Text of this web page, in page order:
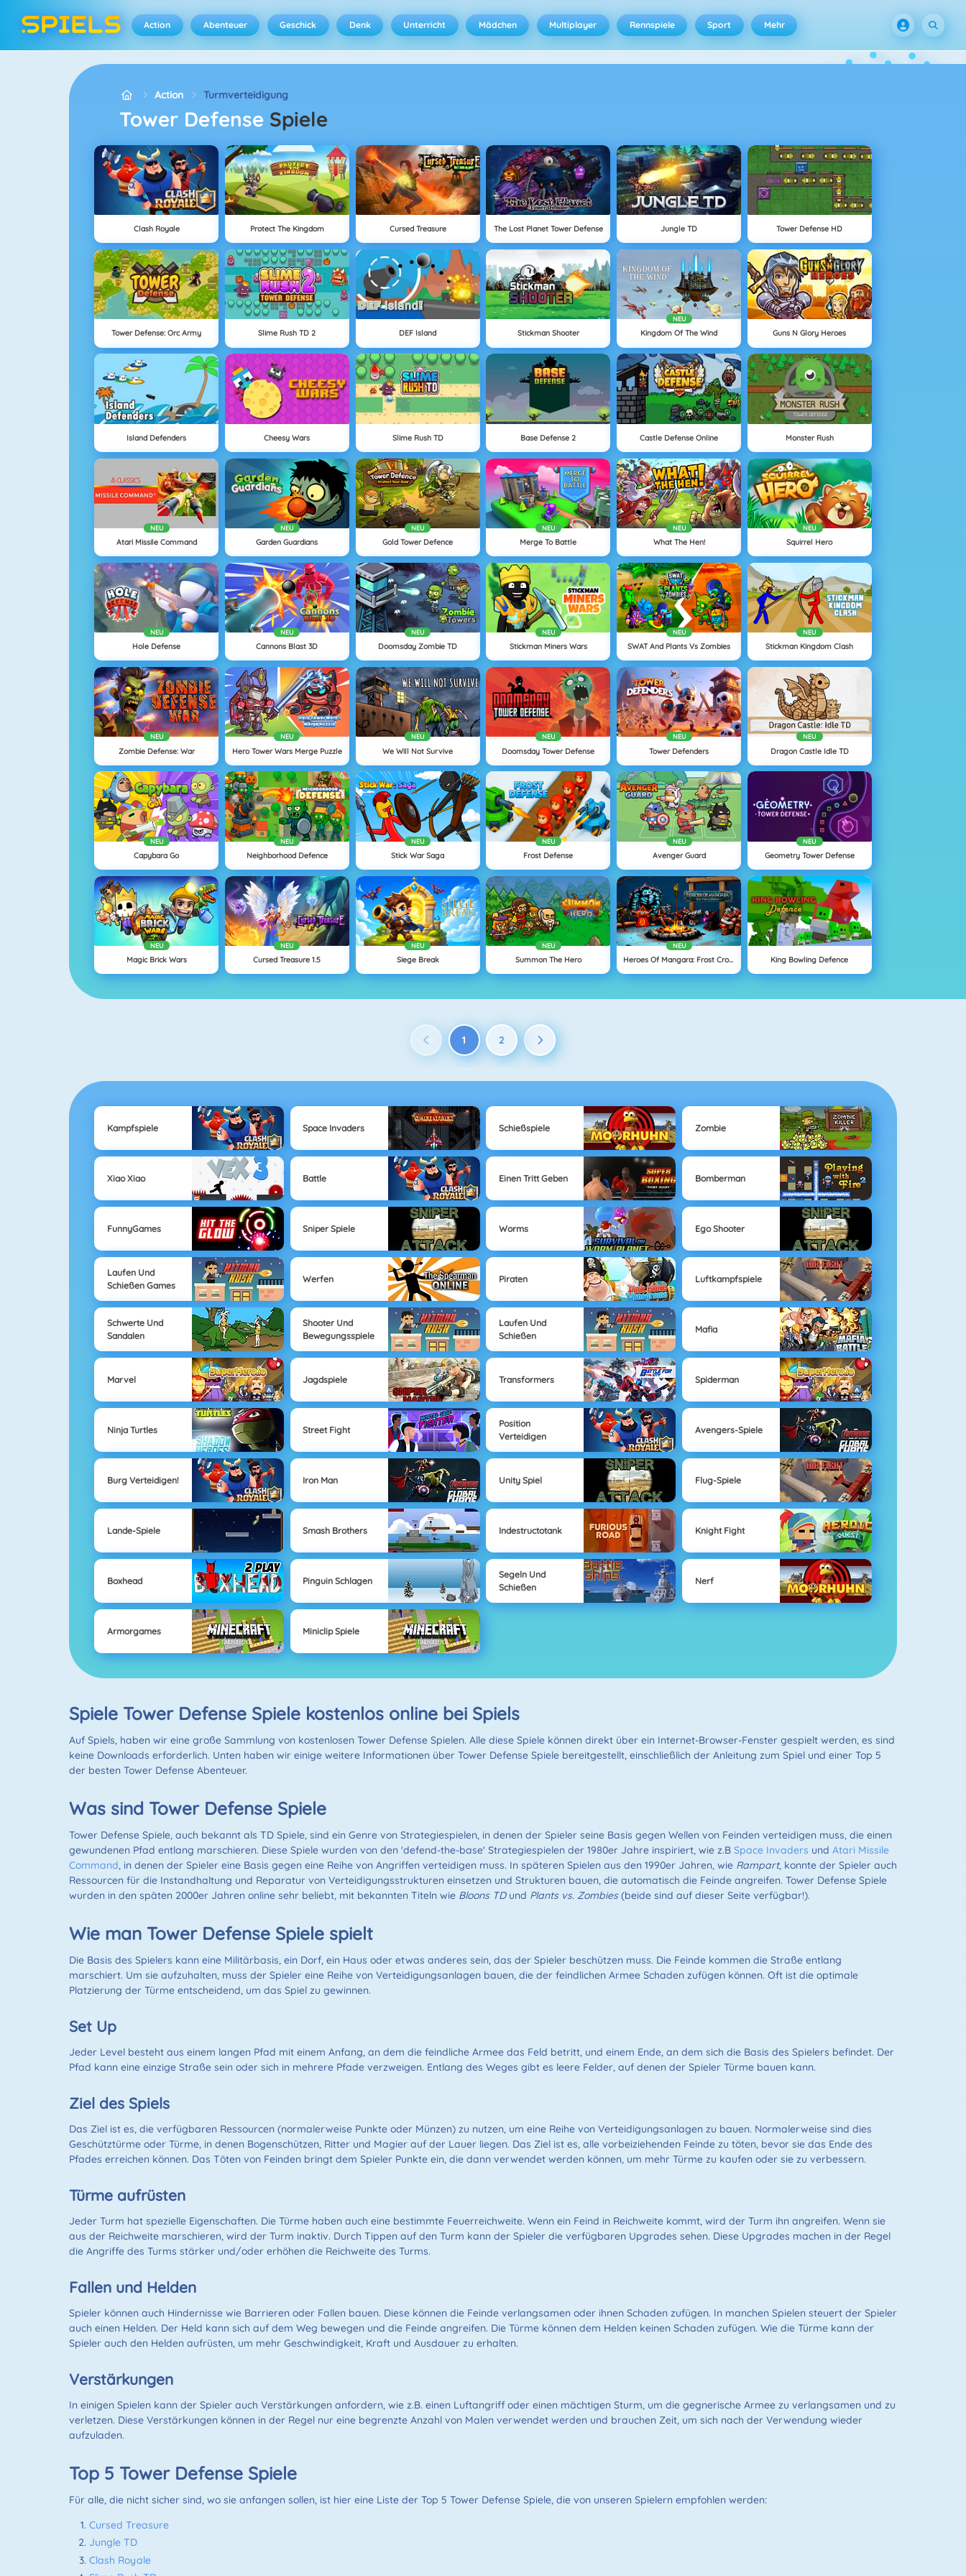
Action Abenteuer Geschick Denk Unterricht Mädchen Multiplayer Rennspiele Sport Mehr
Action Turmverteidigung
Tower Defense Spiele
Clash Royale Protect The Kingdom Cursed Treasure The Lost Planet Tower Defense Jungle TD Tower Defense HD
Tower Defense: Orc Army Slime Rush TD 2 DEF Island Stickman Shooter
NEU
Kingdom Of The Wind Guns N Glory Heroes
Island Defenders Cheesy Wars Slime Rush TD Base Defense 2 Castle Defense Online Monster Rush
NEU
Atari Missile Command
NEU
Garden Guardians
NEU
Gold Tower Defence
NEU
Merge To Battle
NEU
What The Hen!
NEU
Squirrel Hero
NEU
Hole Defense
NEU
Cannons Blast 3D
NEU
Doomsday Zombie TD
NEU
Stickman Miners Wars
NEU
SWAT And Plants Vs Zombies
NEU
Stickman Kingdom Clash
NEU
Zombie Defense: War
NEU
Hero Tower Wars Merge Puzzle
NEU
We Will Not Survive
NEU
Doomsday Tower Defense
NEU
Tower Defenders
NEU
Dragon Castle Idle TD
NEU
Capybara Go
NEU
Neighborhood Defence
NEU
Stick War Saga
NEU
Frost Defense
NEU
Avenger Guard
NEU
Geometry Tower Defense
NEU
Magic Brick Wars
NEU
Cursed Treasure 1.5
NEU
Siege Break
NEU
Summon The Hero
NEU
Heroes Of Mangara: Frost Crown King Bowling Defence
1 2
Kampfspiele Space Invaders Schießspiele Zombie
Xiao Xiao Battle Einen Tritt Geben Bomberman
FunnyGames Sniper Spiele Worms Ego Shooter
Laufen Und
Schießen Games
Werfen Piraten Luftkampfspiele
Schwerte Und
Sandalen
Shooter Und
Bewegungsspiele
Laufen Und
Schießen
Mafia
Marvel Jagdspiele Transformers Spiderman
Ninja Turtles Street Fight
Position
Verteidigen
Avengers-Spiele
Burg Verteidigen! Iron Man Unity Spiel Flug-Spiele
Lande-Spiele Smash Brothers Indestructotank Knight Fight
Boxhead Pinguin Schlagen
Segeln Und
Schießen
Nerf
Armorgames Miniclip Spiele
Spiele Tower Defense Spiele kostenlos online bei Spiels
Auf Spiels, haben wir eine große Sammlung von kostenlosen Tower Defense Spielen. Alle diese Spiele können direkt über ein Internet-Browser-Fenster gespielt werden, es sind
keine Downloads erforderlich. Unten haben wir einige weitere Informationen über Tower Defense Spiele bereitgestellt, einschließlich der Anleitung zum Spiel und einer Top 5
der besten Tower Defense Abenteuer.
Was sind Tower Defense Spiele
Tower Defense Spiele, auch bekannt als TD Spiele, sind ein Genre von Strategiespielen, in denen der Spieler seine Basis gegen Wellen von Feinden verteidigen muss, die einen
gewundenen Pfad entlang marschieren. Diese Spiele wurden von den 'defend-the-base' Strategiespielen der 1980er Jahre inspiriert, wie z.B Space Invaders und Atari Missile
Command, in denen der Spieler eine Basis gegen eine Reihe von Angriffen verteidigen muss. In späteren Spielen aus den 1990er Jahren, wie Rampart, konnte der Spieler auch
Ressourcen für die Instandhaltung und Reparatur von Verteidigungsstrukturen einsetzen und Strukturen bauen, die automatisch die Feinde angreifen. Tower Defense Spiele
wurden in den späten 2000er Jahren online sehr beliebt, mit bekannten Titeln wie Bloons TDund Plants vs. Zombies(beide sind auf dieser Seite verfügbar!).
Wie man Tower Defense Spiele spielt
Die Basis des Spielers kann eine Militärbasis, ein Dorf, ein Haus oder etwas anderes sein, das der Spieler beschützen muss. Die Feinde kommen die Straße entlang
marschiert. Um sie aufzuhalten, muss der Spieler eine Reihe von Verteidigungsanlagen bauen, die der feindlichen Armee Schaden zufügen können. Oft ist die optimale
Platzierung der Türme entscheidend, um das Spiel zu gewinnen.
Set Up
Jeder Level besteht aus einem langen Pfad mit einem Anfang, an dem die feindliche Armee das Feld betritt, und einem Ende, an dem sich die Basis des Spielers befindet. Der
Pfad kann eine einzige Straße sein oder sich in mehrere Pfade verzweigen. Entlang des Weges gibt es leere Felder, auf denen der Spieler Türme bauen kann.
Ziel des Spiels
Das Ziel ist es, die verfügbaren Ressourcen (normalerweise Punkte oder Münzen) zu nutzen, um eine Reihe von Verteidigungsanlagen zu bauen. Normalerweise sind dies
Geschütztürme oder Türme, in denen Bogenschützen, Ritter und Magier auf der Lauer liegen. Das Ziel ist es, alle vorbeiziehenden Feinde zu töten, bevor sie das Ende des
Pfades erreichen können. Das Töten von Feinden bringt dem Spieler Punkte ein, die dann verwendet werden können, um mehr Türme zu kaufen oder sie zu verbessern.
Türme aufrüsten
Jeder Turm hat spezielle Eigenschaften. Die Türme haben auch eine bestimmte Feuerreichweite. Wenn ein Feind in Reichweite kommt, wird der Turm ihn angreifen. Wenn sie
aus der Reichweite marschieren, wird der Turm inaktiv. Durch Tippen auf den Turm kann der Spieler die verfügbaren Upgrades sehen. Diese Upgrades machen in der Regel
die Angriffe des Turms stärker und/oder erhöhen die Reichweite des Turms.
Fallen und Helden
Spieler können auch Hindernisse wie Barrieren oder Fallen bauen. Diese können die Feinde verlangsamen oder ihnen Schaden zufügen. In manchen Spielen steuert der Spieler
auch einen Helden. Der Held kann sich auf dem Weg bewegen und die Feinde angreifen. Die Türme können dem Helden keinen Schaden zufügen. Wie die Türme kann der
Spieler auch den Helden aufrüsten, um mehr Geschwindigkeit, Kraft und Ausdauer zu erhalten.
Verstärkungen
In einigen Spielen kann der Spieler auch Verstärkungen anfordern, wie z.B. einen Luftangriff oder einen mächtigen Sturm, um die gegnerische Armee zu verlangsamen und zu
verletzen. Diese Verstärkungen können in der Regel nur eine begrenzte Anzahl von Malen verwendet werden und brauchen Zeit, um sich nach der Verwendung wieder
aufzuladen.
Top 5 Tower Defense Spiele
Für alle, die nicht sicher sind, wo sie anfangen sollen, ist hier eine Liste der Top 5 Tower Defense Spiele, die von unseren Spielern empfohlen werden:
Cursed Treasure
Jungle TD
Clash Royale